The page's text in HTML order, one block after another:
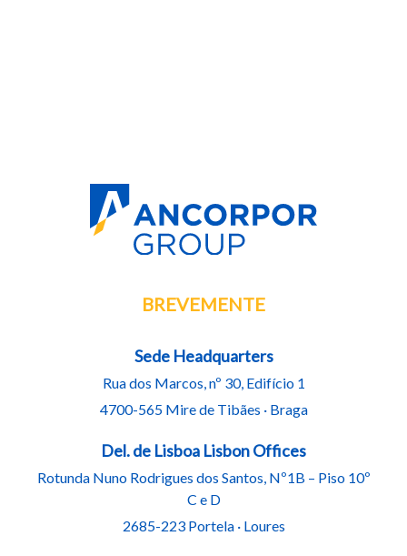
BREVEMENTE
Sede Headquarters
Rua dos Marcos, nº 30, Edifício 1
4700-565 Mire de Tibães · Braga
Del. de Lisboa Lisbon Offices
Rotunda Nuno Rodrigues dos Santos, Nº1B – Piso 10º
C e D
2685-223 Portela · Loures